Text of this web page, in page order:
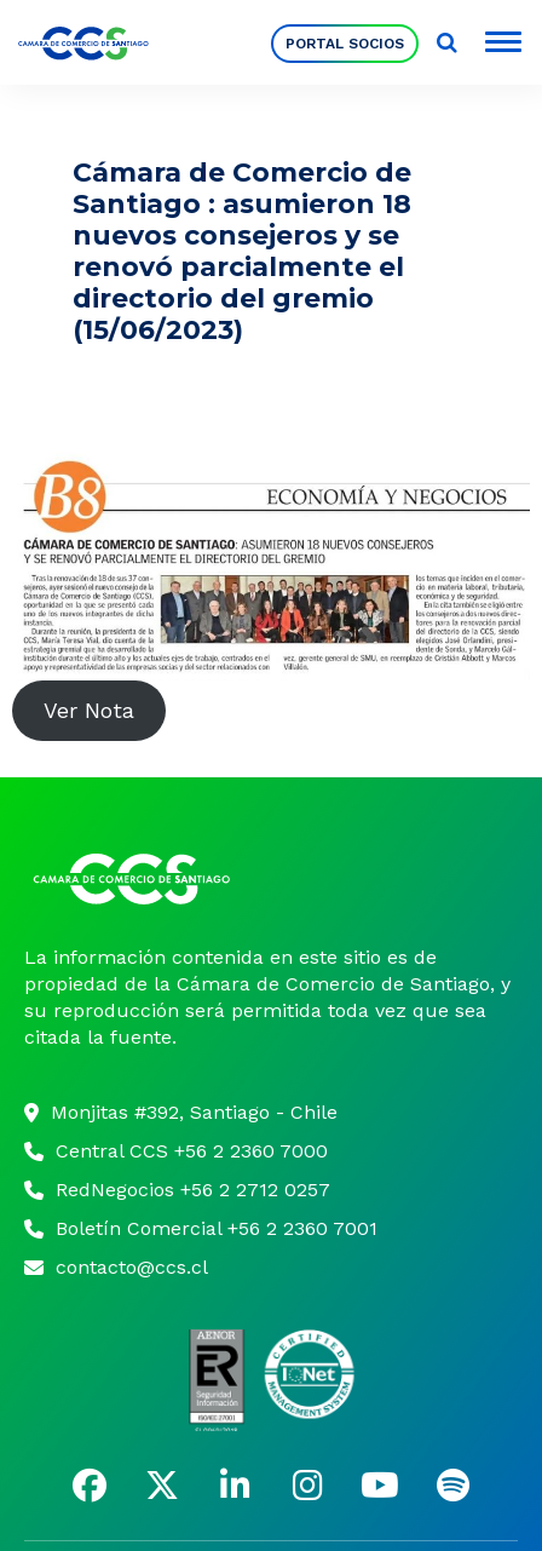
PORTAL SOCIOS
Nuestra Institución
Pilares Estratégicos
Eventos
Noticias y Estudios
CAM Santiago
Unidades de Servicios
Cámara de Comercio de
Santiago : asumieron 18
nuevos consejeros y se
renovó parcialmente el
directorio del gremio
(15/06/2023)
Ver Nota
La información contenida en este sitio es de
propiedad de la Cámara de Comercio de Santiago, y
su reproducción será permitida toda vez que sea
citada la fuente.
Monjitas #392, Santiago - Chile
Central CCS +56 2 2360 7000
RedNegocios +56 2 2712 0257
Boletín Comercial +56 2 2360 7001
contacto@ccs.cl